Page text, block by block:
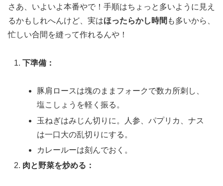
さあ、いよいよ本番やで！手順はちょっと多いように見え
るかもしれへんけど、実はほったらかし時間 も多いから、
忙しい合間を縫って作れるんや！
下準備：
豚肩ロースは塊のままフォークで数カ所刺し、
塩こしょうを軽く振る。
玉ねぎはみじん切りに。人参、パプリカ、ナス
は一口大の乱切りにする。
カレールーは刻んでおく。
肉と野菜を炒める：